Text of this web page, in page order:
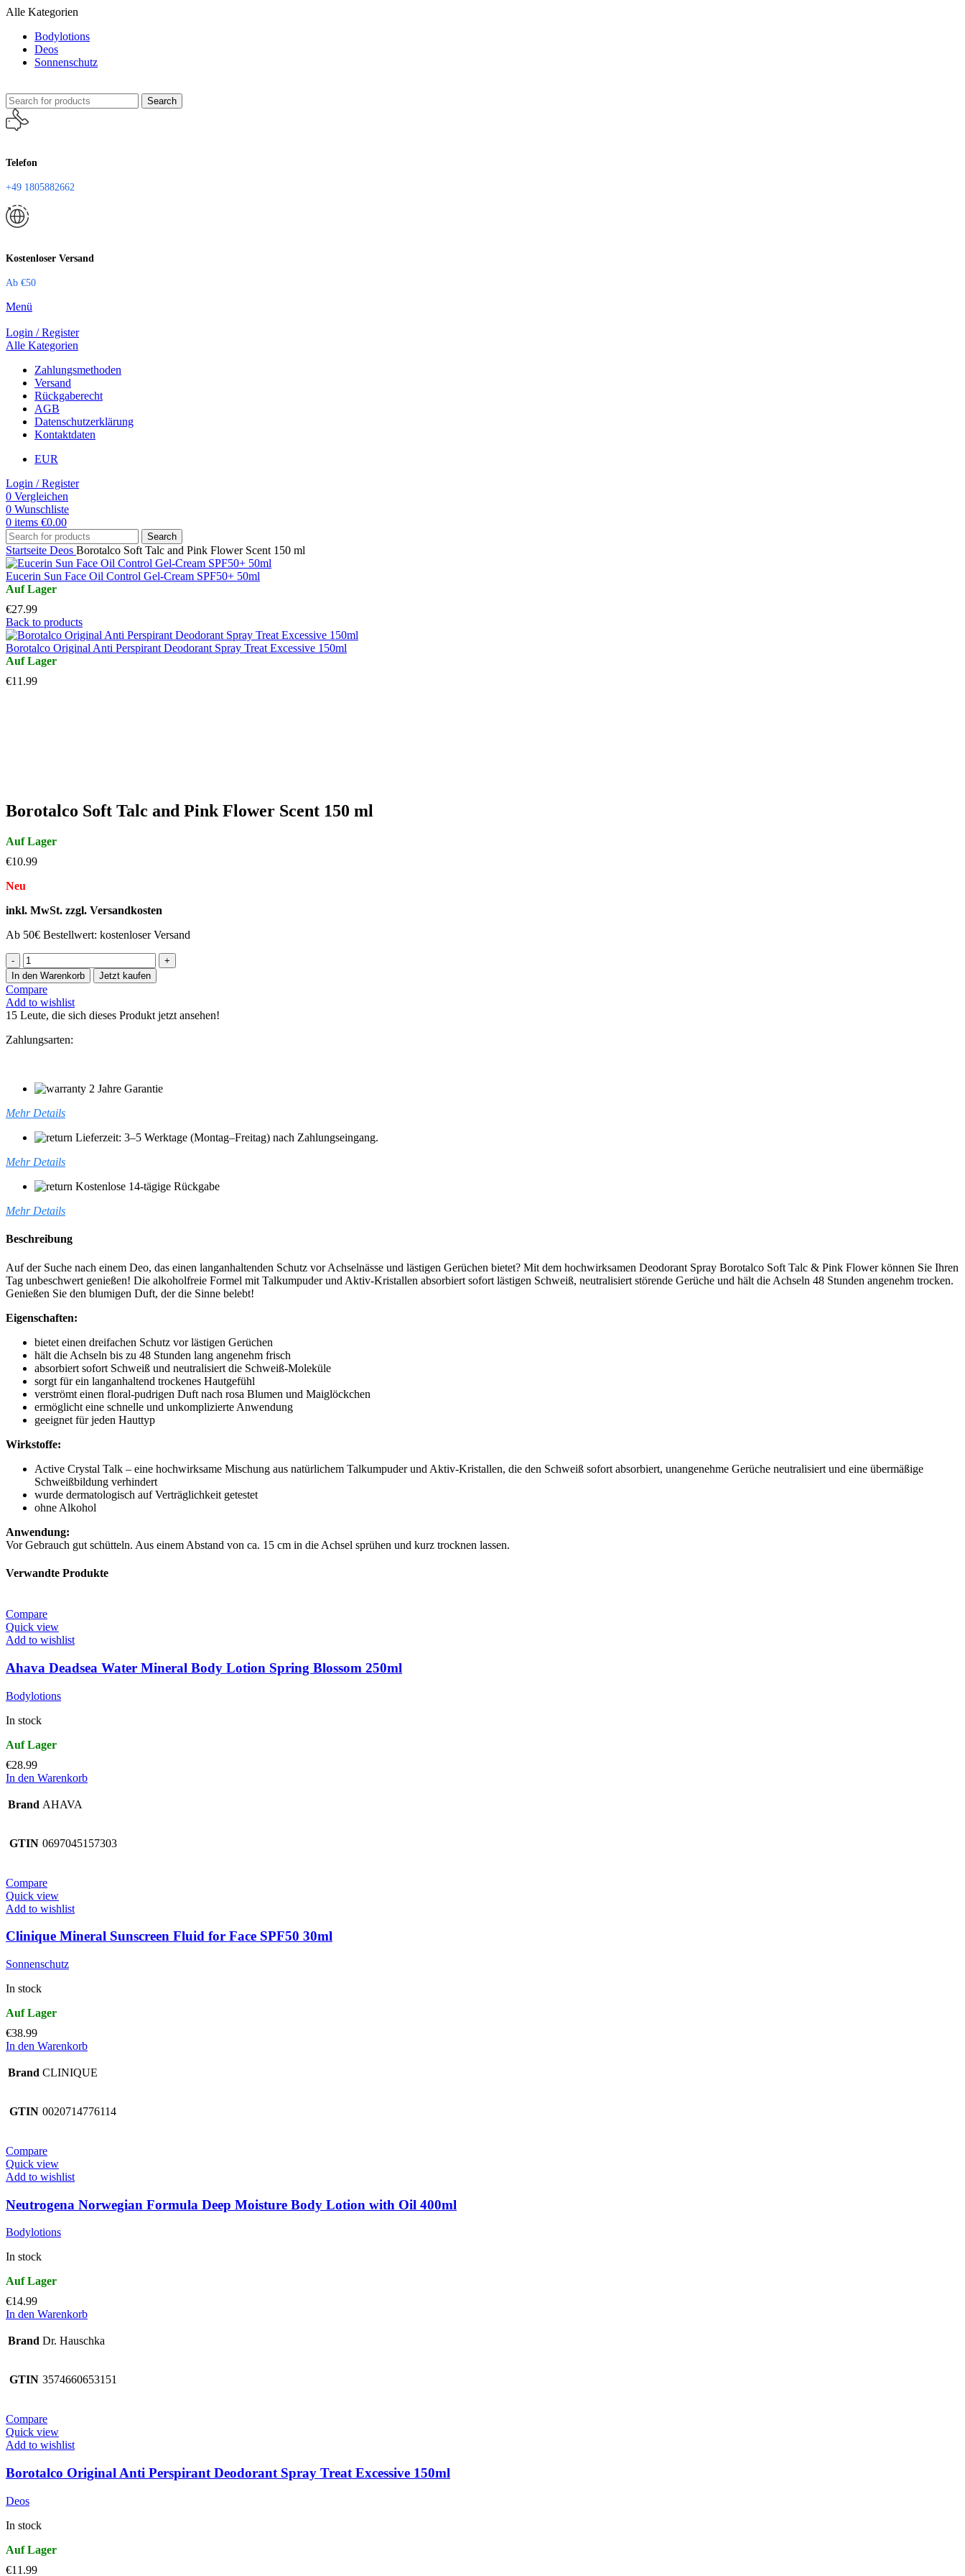
Alle Kategorien
Bodylotions
Deos
Sonnenschutz
Search
Telefon
+49 1805882662
Kostenloser Versand
Ab €50
Menü
Login / Register
Alle Kategorien
Zahlungsmethoden
Versand
Rückgaberecht
AGB
Datenschutzerklärung
Kontaktdaten
EUR
Login / Register
0 Vergleichen
0 Wunschliste
0 items €0.00
Search
Startseite Deos Borotalco Soft Talc and Pink Flower Scent 150 ml
Eucerin Sun Face Oil Control Gel-Cream SPF50+ 50ml
€27.99
Back to products
Borotalco Original Anti Perspirant Deodorant Spray Treat Excessive 150ml
€11.99
Borotalco Soft Talc and Pink Flower Scent 150 ml
€10.99
Neu
inkl. MwSt. zzgl. Versandkosten
Ab 50€ Bestellwert: kostenloser Versand
Borotalco
Soft
Talc
and
Pink
Flower
Scent
150
In den Warenkorb Jetzt kaufen
Compare
Add to wishlist
15 Leute, die sich dieses Produkt jetzt ansehen!
Zahlungsarten:
2 Jahre Garantie
Mehr Details
Lieferzeit: 3–5 Werktage (Montag–Freitag) nach Zahlungseingang.
Mehr Details
Kostenlose 14-tägige Rückgabe
Mehr Details
Beschreibung
Auf der Suche nach einem Deo, das einen langanhaltenden Schutz vor Achselnässe und lästigen Gerüchen bietet? Mit dem hochwirksamen Deodorant Spray Borotalco Soft Talc & Pink Flower können Sie Ihren
Tag unbeschwert genießen! Die alkoholfreie Formel mit Talkumpuder und Aktiv-Kristallen absorbiert sofort lästigen Schweiß, neutralisiert störende Gerüche und hält die Achseln 48 Stunden angenehm trocken.
Genießen Sie den blumigen Duft, der die Sinne belebt!
Eigenschaften:
bietet einen dreifachen Schutz vor lästigen Gerüchen
hält die Achseln bis zu 48 Stunden lang angenehm frisch
absorbiert sofort Schweiß und neutralisiert die Schweiß-Moleküle
sorgt für ein langanhaltend trockenes Hautgefühl
verströmt einen floral-pudrigen Duft nach rosa Blumen und Maiglöckchen
ermöglicht eine schnelle und unkomplizierte Anwendung
geeignet für jeden Hauttyp
Wirkstoffe:
Active Crystal Talk – eine hochwirksame Mischung aus natürlichem Talkumpuder und Aktiv-Kristallen, die den Schweiß sofort absorbiert, unangenehme Gerüche neutralisiert und eine übermäßige
Schweißbildung verhindert
wurde dermatologisch auf Verträglichkeit getestet
ohne Alkohol
Anwendung:
Vor Gebrauch gut schütteln. Aus einem Abstand von ca. 15 cm in die Achsel sprühen und kurz trocknen lassen.
Verwandte Produkte
Compare
Quick view
Add to wishlist
Ahava Deadsea Water Mineral Body Lotion Spring Blossom 250ml
Bodylotions
In stock
€28.99
In den Warenkorb
Brand AHAVA
GTIN 0697045157303
Compare
Quick view
Add to wishlist
Clinique Mineral Sunscreen Fluid for Face SPF50 30ml
Sonnenschutz
In stock
€38.99
In den Warenkorb
Brand CLINIQUE
GTIN 0020714776114
Compare
Quick view
Add to wishlist
Neutrogena Norwegian Formula Deep Moisture Body Lotion with Oil 400ml
Bodylotions
In stock
€14.99
In den Warenkorb
Brand Dr. Hauschka
GTIN 3574660653151
Compare
Quick view
Add to wishlist
Borotalco Original Anti Perspirant Deodorant Spray Treat Excessive 150ml
Deos
In stock
€11.99